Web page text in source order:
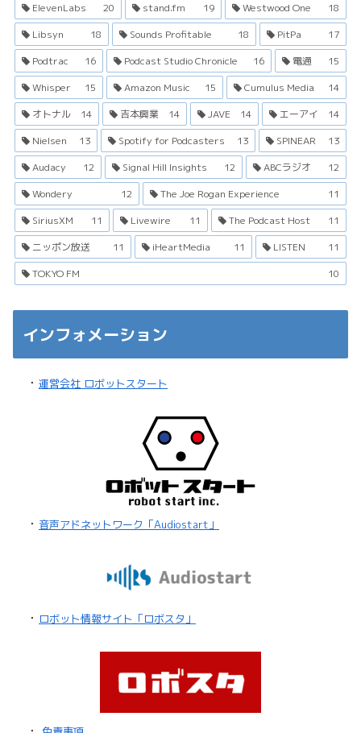
ElevenLabs
20 stand.fm 19 Westwood One
18
Libsyn
18 Sounds Profitable 18 PitPa
17
Podtrac
16 Podcast Studio Chronicle 16 電通
15
Whisper
15 Amazon Music 15 Cumulus Media
14
オトナル
14 吉本興業 14 JAVE 14 エーアイ
14
Nielsen
13 Spotify for Podcasters 13 SPINEAR
13
Audacy
12 Signal Hill Insights 12 ABCラジオ
12
Wondery
12 The Joe Rogan Experience
11
SiriusXM
11 Livewire 11 The Podcast Host
11
ニッポン放送
11 iHeartMedia 11 LISTEN
11
TOKYO FM
10
インフォメーション
・ 運営会社 ロボットスタート
・ 音声アドネットワーク「Audiostart」
・ ロボット情報サイト「ロボスタ」